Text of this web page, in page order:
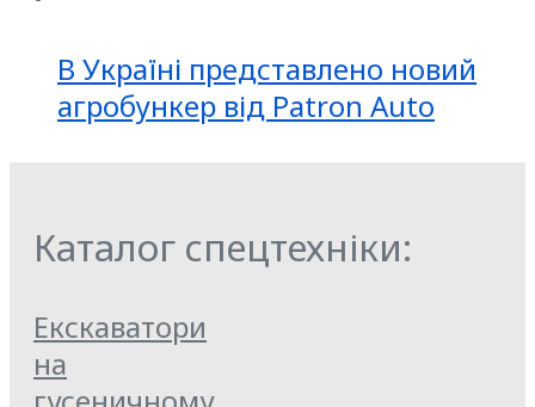
В Україні представлено новий
агробункер від Patron Auto
Каталог спецтехніки:
Екскаватори
на